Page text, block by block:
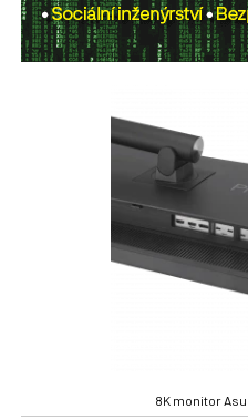
8K monitor